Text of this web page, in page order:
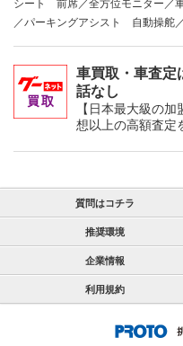
シート 前席／全方位モニター／
／パーキングアシスト 自動操舵
車買取・車査
話なし
【日本最大級の
想以上の高額査定
質問はコチラ
推奨環境
企業情報
利用規約